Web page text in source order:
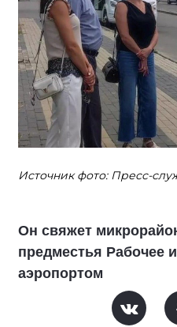
Источник фото: Пресс-
Он свяжет
предместья Рабочее
аэропортом